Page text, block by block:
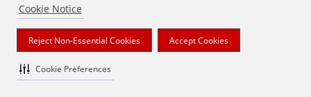
Cookie Notice
Reject Non-Essential Cookies Accept Cookies
Cookie Preferences